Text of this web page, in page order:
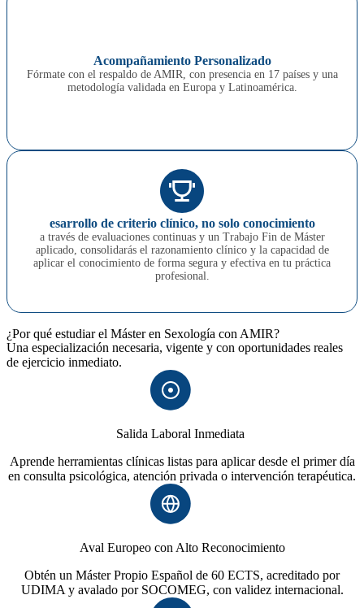
Acompañamiento Personalizado
Fórmate con el respaldo de AMIR, con presencia en 17 países y una
metodología validada en Europa y Latinoamérica.
esarrollo de criterio clínico, no solo conocimiento
a través de evaluaciones continuas y un Trabajo Fin de Máster
aplicado, consolidarás el razonamiento clínico y la capacidad de
aplicar el conocimiento de forma segura y efectiva en tu práctica
profesional.
¿Por qué estudiar el Máster en Sexología con AMIR?
Una especialización necesaria, vigente y con oportunidades reales
de ejercicio inmediato.
Salida Laboral Inmediata
Aprende herramientas clínicas listas para aplicar desde el primer día
en consulta psicológica, atención privada o intervención terapéutica.
Aval Europeo con Alto Reconocimiento
Obtén un Máster Propio Español de 60 ECTS, acreditado por
UDIMA y avalado por SOCOMEG, con validez internacional.